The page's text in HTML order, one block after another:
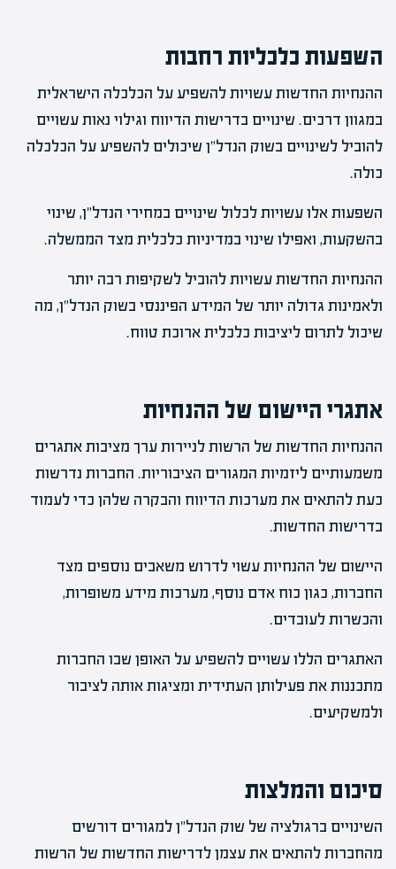
השפעות כלכליות רחבות
ההנחיות החדשות עשויות להשפיע על הכלכלה הישראלית
במגוון דרכים. שינויים בדרישות הדיווח וגילוי נאות עשויים
להוביל לשינויים בשוק הנדל"ן שיכולים להשפיע על הכלכלה
כולה.
השפעות אלו עשויות לכלול שינויים במחירי הנדל"ן, שינוי
בהשקעות, ואפילו שינוי במדיניות כלכלית מצד הממשלה.
ההנחיות החדשות עשויות להוביל לשקיפות רבה יותר
ולאמינות גדולה יותר של המידע הפיננסי בשוק הנדל"ן, מה
שיכול לתרום ליציבות כלכלית ארוכת טווח.
אתגרי היישום של ההנחיות
ההנחיות החדשות של הרשות לניירות ערך מציבות אתגרים
משמעותיים ליזמיות המגורים הציבוריות. החברות נדרשות
כעת להתאים את מערכות הדיווח והבקרה שלהן כדי לעמוד
בדרישות החדשות.
היישום של ההנחיות עשוי לדרוש משאבים נוספים מצד
החברות, כגון כוח אדם נוסף, מערכות מידע משופרות,
והכשרות לעובדים.
האתגרים הללו עשויים להשפיע על האופן שבו החברות
מתכננות את פעילותן העתידית ומציגות אותה לציבור
ולמשקיעים.
סיכום והמלצות
השינויים ברגולציה של שוק הנדל"ן למגורים דורשים
מהחברות להתאים את עצמן לדרישות החדשות של הרשות